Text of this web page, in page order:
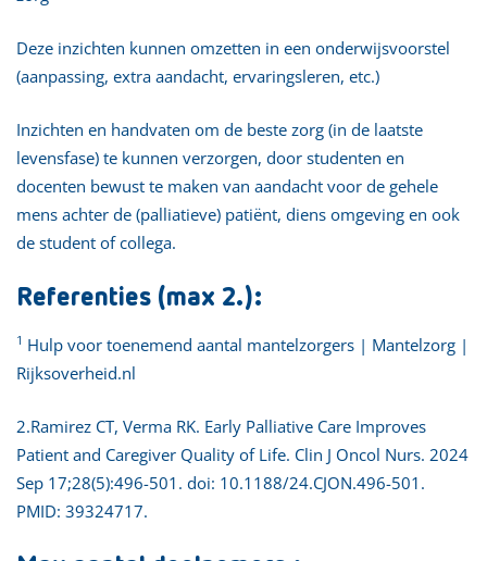
Deze inzichten kunnen omzetten in een onderwijsvoorstel
(aanpassing, extra aandacht, ervaringsleren, etc.)
Inzichten en handvaten om de beste zorg (in de laatste
levensfase) te kunnen verzorgen, door studenten en
docenten bewust te maken van aandacht voor de gehele
mens achter de (palliatieve) patiënt, diens omgeving en ook
de student of collega.
Referenties (max 2.):
1 Hulp voor toenemend aantal mantelzorgers | Mantelzorg |
Rijksoverheid.nl
2.Ramirez CT, Verma RK. Early Palliative Care Improves
Patient and Caregiver Quality of Life. Clin J Oncol Nurs. 2024
Sep 17;28(5):496-501. doi: 10.1188/24.CJON.496-501.
PMID: 39324717.